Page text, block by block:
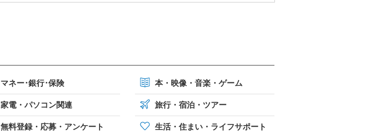
マネー･銀行･保険 本・映像・ 音楽・ゲーム
家電・パソコン関連
旅行・宿泊・ツアー
無料登録・応募・アンケート
生活・住まい・ライフサポート